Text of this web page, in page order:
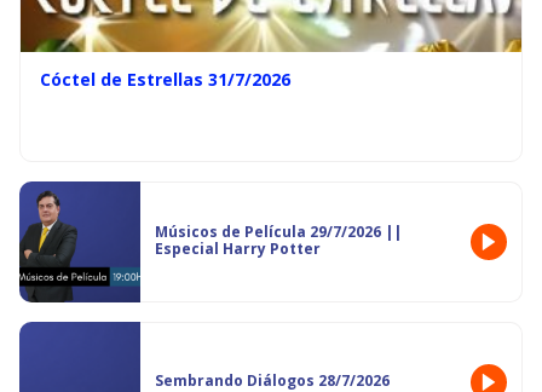
Cóctel de Estrellas 31/7/2026
Músicos de Película 29/7/2026 ||
Especial Harry Potter
Sembrando Diálogos 28/7/2026